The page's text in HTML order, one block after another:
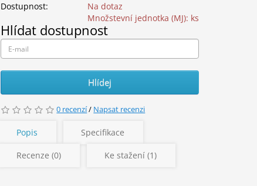
Dostupnost:
Na dotaz
Množstevní jednotka (MJ): ks
Hlídat dostupnost
Hlídej
0 recenzí/ Napsat recenzi
Popis Specifikace
Recenze (0) Ke stažení (1)